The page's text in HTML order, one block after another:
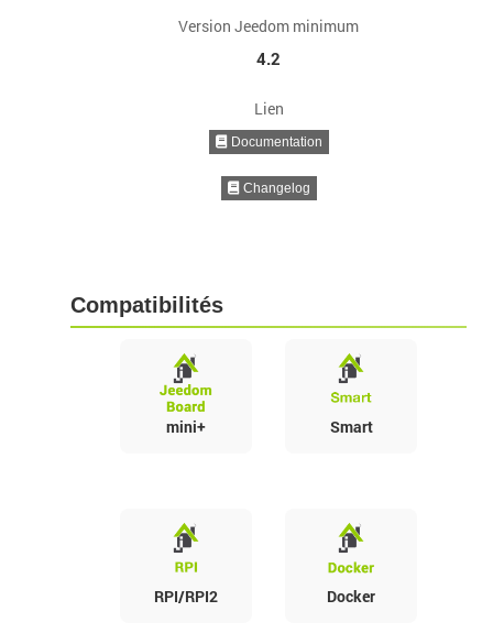
Version Jeedom minimum
4.2
Lien
Documentation
Changelog
Compatibilités
mini+ Smart
RPI/RPI2 Docker